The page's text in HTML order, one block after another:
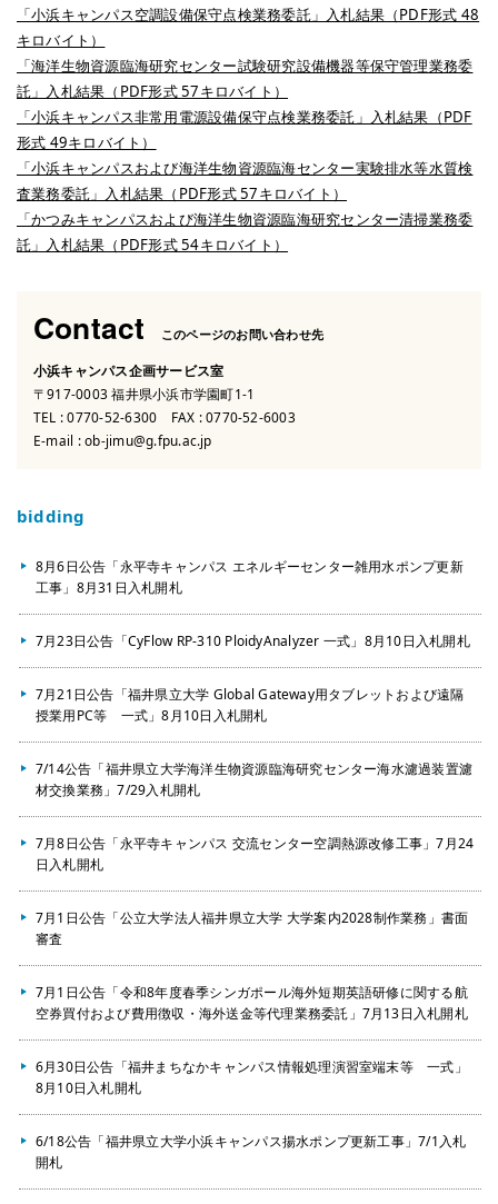
「小浜キャンパス空調設備保守点検業務委託」入札結果（PDF形式 48
キロバイト）
「海洋生物資源臨海研究センター試験研究設備機器等保守管理業務委
託」入札結果（PDF形式 57キロバイト）
「小浜キャンパス非常用電源設備保守点検業務委託」入札結果（PDF
形式 49キロバイト）
「小浜キャンパスおよび海洋生物資源臨海センター実験排水等水質検
査業務委託」入札結果（PDF形式 57キロバイト）
「かつみキャンパスおよび海洋生物資源臨海研究センター清掃業務委
託」入札結果（PDF形式 54キロバイト）
Contact このページのお問い合わせ先
小浜キャンパス企画サービス室
〒917-0003 福井県小浜市学園町1-1
TEL :0770-52-6300 FAX : 0770-52-6003
E-mail :ob-jimu@g.fpu.ac.jp
bidding
8月6日公告「永平寺キャンパス エネルギーセンター雑用水ポンプ更新
工事」8月31日入札開札
7月23日公告「CyFlow RP-310 PloidyAnalyzer 一式」8月10日入札開札
7月21日公告「福井県立大学 Global Gateway用タブレットおよび遠隔
授業用PC等 一式」8月10日入札開札
7/14公告「福井県立大学海洋生物資源臨海研究センター海水濾過装置濾
材交換業務」7/29入札開札
7月8日公告「永平寺キャンパス 交流センター空調熱源改修工事」7月24
日入札開札
7月1日公告「公立大学法人福井県立大学 大学案内2028制作業務」書面
審査
7月1日公告「令和8年度春季シンガポール海外短期英語研修に関する航
空券買付および費用徴収・海外送金等代理業務委託」7月13日入札開札
6月30日公告「福井まちなかキャンパス情報処理演習室端末等 一式」
8月10日入札開札
6/18公告「福井県立大学小浜キャンパス揚水ポンプ更新工事」7/1入札
開札